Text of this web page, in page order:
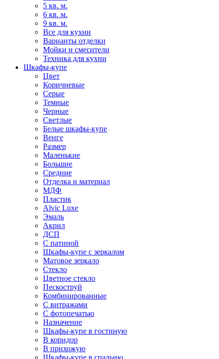
5 кв. м.
6 кв. м.
9 кв. м.
Все для кухни
Варианты отделки
Мойки и смесители
Техника для кухни
Шкафы-купе
Цвет
Коричневые
Серые
Темные
Черные
Светлые
Белые шкафы-купе
Венге
Размер
Маленькие
Большие
Средние
Отделка и материал
МДФ
Пластик
Alvic Luxe
Эмаль
Акрил
ДСП
С патиной
Шкафы-купе с зеркалом
Матовое зеркало
Стекло
Цветное стекло
Пескоструй
Комбинированные
С витражами
С фотопечатью
Назначение
Шкафы-купе в гостиную
В коридор
В прихожую
Шкафы-купе в спальню